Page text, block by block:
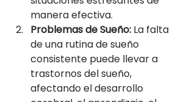
manera efectiva.
Problemas de Sueño: La falta
de una rutina de sueño
consistente puede llevar a
trastornos del sueño,
afectando el desarrollo